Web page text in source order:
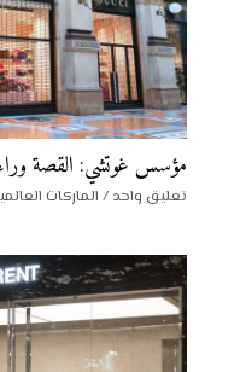
مؤسس غوتشي: القصة وراء
تعليق واحد / الماركات